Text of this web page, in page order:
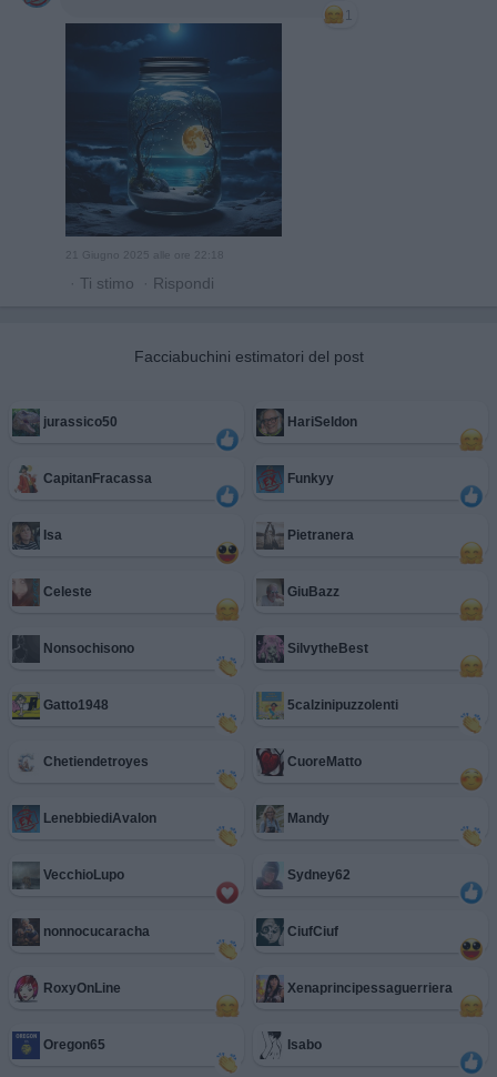
1
21 Giugno 2025 alle ore 22:18
· Ti stimo · Rispondi
Facciabuchini estimatori del post
jurassico50 HariSeldon
CapitanFracassa Funkyy
Isa Pietranera
Celeste GiuBazz
Nonsochisono SilvytheBest
Gatto1948 5calzinipuzzolenti
Chetiendetroyes CuoreMatto
LenebbiediAvalon Mandy
VecchioLupo Sydney62
nonnocucaracha CiufCiuf
RoxyOnLine Xenaprincipessaguerriera
Oregon65 Isabo